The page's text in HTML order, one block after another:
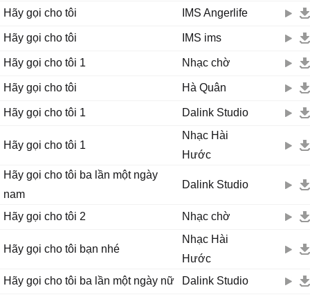
Hãy gọi cho tôi IMS Angerlife
Hãy gọi cho tôi IMS ims
Hãy gọi cho tôi 1 Nhạc chờ
Hãy gọi cho tôi Hà Quân
Hãy gọi cho tôi 1 Dalink Studio
Hãy gọi cho tôi 1
Nhạc Hài
Hước
Hãy gọi cho tôi ba lần một ngày
nam
Dalink Studio
Hãy gọi cho tôi 2 Nhạc chờ
Hãy gọi cho tôi bạn nhé
Nhạc Hài
Hước
Hãy gọi cho tôi ba lần một ngày nữ
Dalink Studio